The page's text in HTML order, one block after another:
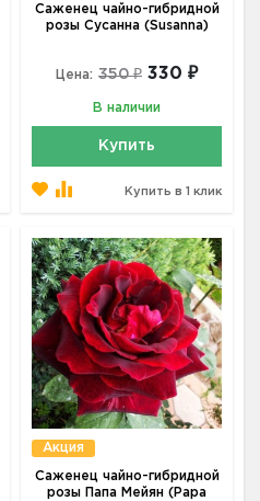
Саженец чайно-гибридной
розы Сусанна (Susanna)
Цена: 350 ₽ 330 ₽
В наличии
Купить
Купить в 1 клик
Акция
Саженец чайно-гибридной
розы Папа Мейян (Papa